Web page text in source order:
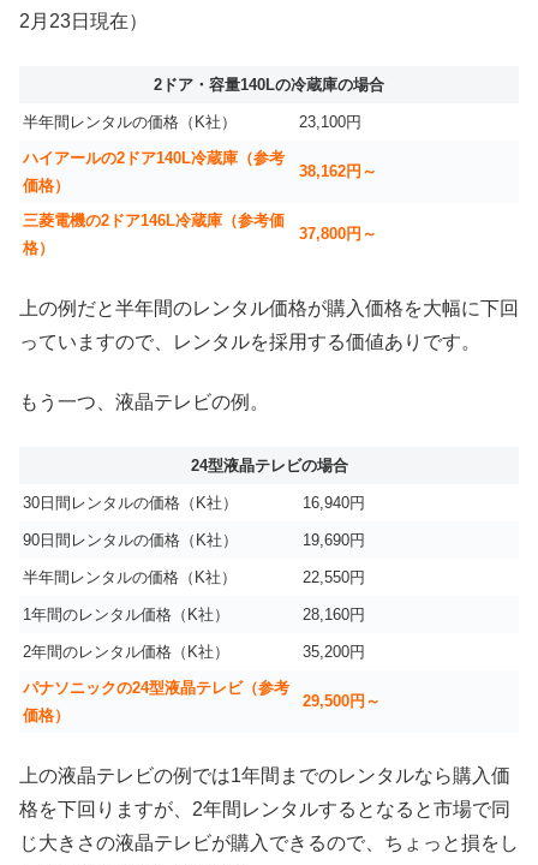
2月23日現在）
2ドア・容量140Lの冷蔵庫の場合
半年間レンタルの価格（K社）
23,100円
ハイアールの2ドア140L冷蔵庫（参考
価格）
38,162円～
三菱電機の2ドア146L冷蔵庫（参考価
格）
37,800円～
上の例だと半年間のレンタル価格が購入価格を大幅に下回
っていますので、レンタルを採用する価値ありです。
もう一つ、液晶テレビの例。
24型液晶テレビの場合
30日間レンタルの価格（K社） 16,940円
90日間レンタルの価格（K社） 19,690円
半年間レンタルの価格（K社） 22,550円
1年間のレンタル価格（K社） 28,160円
2年間のレンタル価格（K社）
35,200円
パナソニックの24型液晶テレビ（参考
価格）
29,500円～
上の液晶テレビの例では1年間までのレンタルなら購入価
格を下回りますが、2年間レンタルするとなると市場で同
じ大きさの液晶テレビが購入できるので、ちょっと損をし